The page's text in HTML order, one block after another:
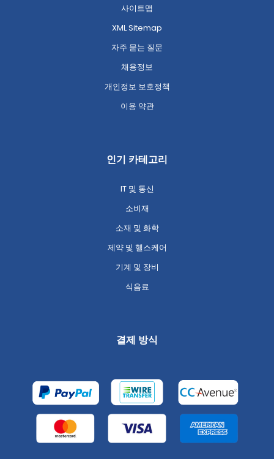
사이트맵
XML Sitemap
자주 묻는 질문
채용정보
개인정보 보호정책
이용 약관
인기 카테고리
IT 및 통신
소비재
소재 및 화학
제약 및 헬스케어
기계 및 장비
식음료
결제 방식